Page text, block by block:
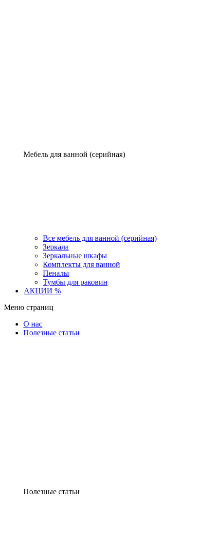
Мебель для ванной (серийная)
Все мебель для ванной (серийная)
Зеркала
Зеркальные шкафы
Комплекты для ванной
Пеналы
Тумбы для раковин
АКЦИИ %
Меню страниц
О нас
Полезные статьи
Полезные статьи